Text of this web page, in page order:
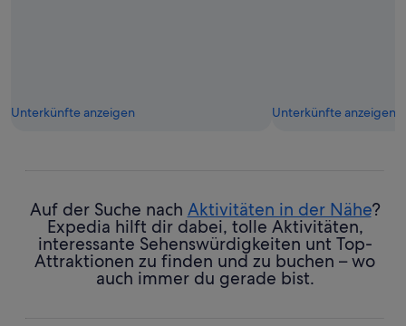
Unterkünfte anzeigen Unterkünfte anzeigen
Auf der Suche nach Aktivitäten in der Nähe?
Expedia hilft dir dabei, tolle Aktivitäten,
interessante Sehenswürdigkeiten unt Top-
Attraktionen zu finden und zu buchen – wo
auch immer du gerade bist.